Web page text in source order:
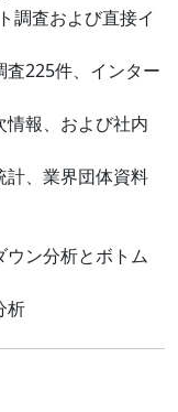
調査および直接イ
査225件、インター
情報、および社内
計、業界団体資料
ウン分析とボトム
析